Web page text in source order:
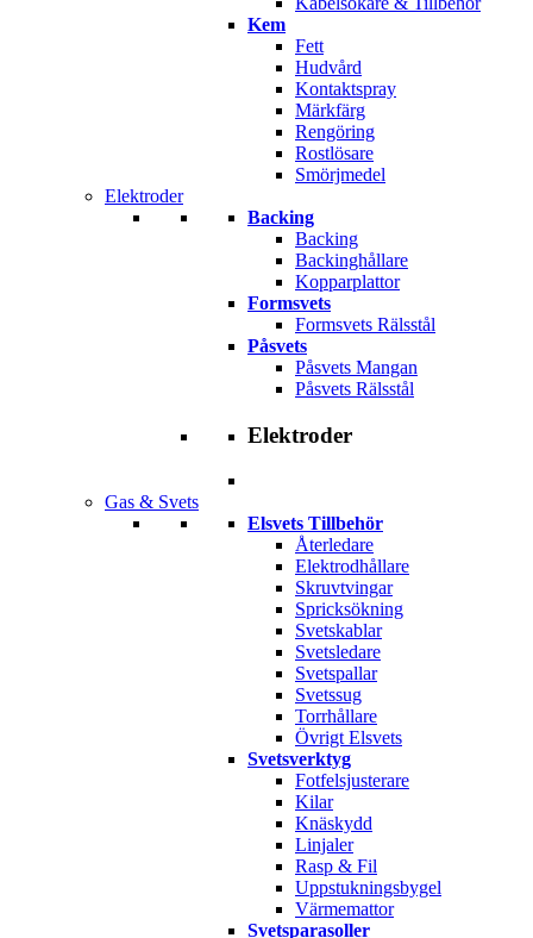
Kem
Fett
Hudvård
Kontaktspray
Märkfärg
Rengöring
Rostlösare
Smörjmedel
Elektroder
Backing
Backing
Backinghållare
Kopparplattor
Formsvets
Formsvets Rälsstål
Påsvets
Påsvets Mangan
Påsvets Rälsstål
Elektroder
Gas & Svets
Elsvets Tillbehör
Återledare
Elektrodhållare
Skruvtvingar
Spricksökning
Svetskablar
Svetsledare
Svetspallar
Svetssug
Torrhållare
Övrigt Elsvets
Svetsverktyg
Fotfelsjusterare
Kilar
Knäskydd
Linjaler
Rasp & Fil
Uppstukningsbygel
Värmemattor
Svetsparasoller